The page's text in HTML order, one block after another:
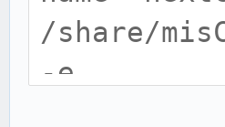
/share/
-e